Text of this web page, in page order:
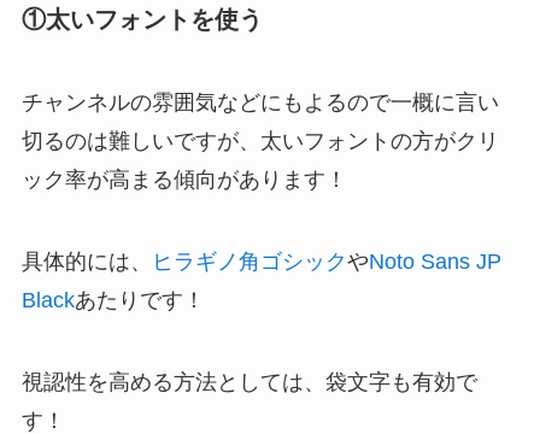
①太いフォントを使う
チャンネルの雰囲気などにもよるので一概に言い
切るのは難しいですが、太いフォントの方がクリ
ック率が高まる傾向があります！
具体的には、 ヒラギノ角ゴシックやNoto Sans JP
Blackあたりです！
視認性を高める方法としては、袋文字も有効で
す！